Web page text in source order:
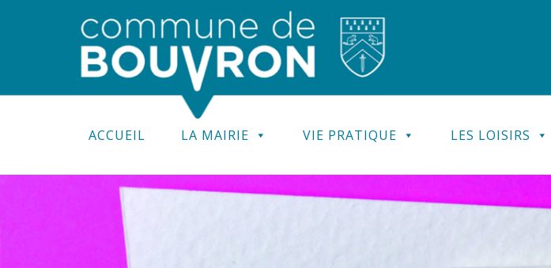
ACCUEIL LA MAIRIE VIE PRATIQUE LES LOISIRS